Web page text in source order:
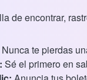
de encontrar,
Nunca te pierdas
Sé el primero en